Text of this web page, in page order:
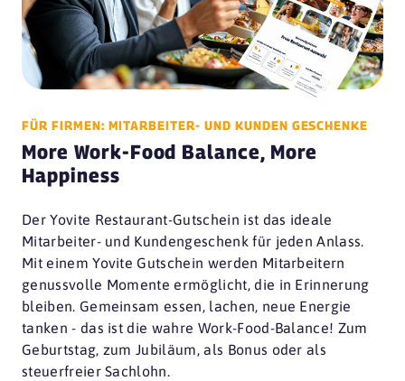
FÜR FIRMEN: MITARBEITER- UND KUNDEN GESCHENKE
More Work-Food Balance, More
Happiness
Der Yovite Restaurant-Gutschein ist das ideale
Mitarbeiter- und Kundengeschenk für jeden Anlass.
Mit einem Yovite Gutschein werden Mitarbeitern
genussvolle Momente ermöglicht, die in Erinnerung
bleiben. Gemeinsam essen, lachen, neue Energie
tanken - das ist die wahre Work-Food-Balance! Zum
Geburtstag, zum Jubiläum, als Bonus oder als
steuerfreier Sachlohn.